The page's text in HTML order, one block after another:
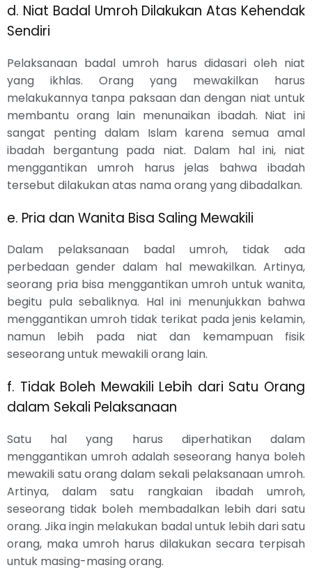
d. Niat Badal Umroh Dilakukan Atas Kehendak
Sendiri
Pelaksanaan badal umroh harus didasari oleh niat
yang ikhlas. Orang yang mewakilkan harus
melakukannya tanpa paksaan dan dengan niat untuk
membantu orang lain menunaikan ibadah. Niat ini
sangat penting dalam Islam karena semua amal
ibadah bergantung pada niat. Dalam hal ini, niat
menggantikan umroh harus jelas bahwa ibadah
tersebut dilakukan atas nama orang yang dibadalkan.
e. Pria dan Wanita Bisa Saling Mewakili
Dalam pelaksanaan badal umroh, tidak ada
perbedaan gender dalam hal mewakilkan. Artinya,
seorang pria bisa menggantikan umroh untuk wanita,
begitu pula sebaliknya. Hal ini menunjukkan bahwa
menggantikan umroh tidak terikat pada jenis kelamin,
namun lebih pada niat dan kemampuan fisik
seseorang untuk mewakili orang lain.
f. Tidak Boleh Mewakili Lebih dari Satu Orang
dalam Sekali Pelaksanaan
Satu hal yang harus diperhatikan dalam
menggantikan umroh adalah seseorang hanya boleh
mewakili satu orang dalam sekali pelaksanaan umroh.
Artinya, dalam satu rangkaian ibadah umroh,
seseorang tidak boleh membadalkan lebih dari satu
orang. Jika ingin melakukan badal untuk lebih dari satu
orang, maka umroh harus dilakukan secara terpisah
untuk masing-masing orang.